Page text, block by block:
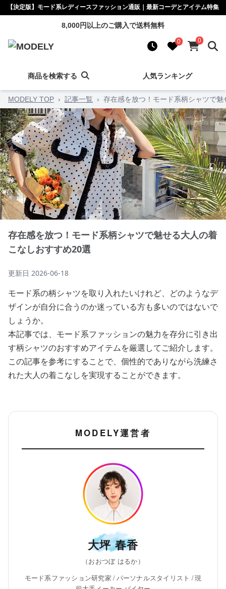
【決定版】モード系レディースファッション通販｜最新コーデとアイテム特集
8,000円以上のご購入で送料無料
0 0
商品を検索する 人気ランキング
MODELY TOP › 記事一覧 › 存在感を放つ！モード系柄シャツで
存在感を放つ！モード系柄シャツで魅せる大人の着
こなしおすすめ20選
更新日 2026-06-18
モード系の柄シャツを取り入れたいけれど、どのようなデ
ザインが自分に合うのか迷っている方も多いのではないで
しょうか。
本記事では、モード系ファッションの魅力を存分に引き出
す柄シャツのおすすめアイテムを厳選してご紹介します。
この記事を参考にすることで、個性的でありながら洗練さ
れた大人の着こなしを実現することができます。
MODELY運営者
大坪 春香
（おおつぼ はるか）
モード系ファッション研究家 / パーソナルスタイリスト / 現